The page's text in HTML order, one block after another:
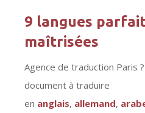
9 langues
maîtrisées
Agence de traduction Paris
document à traduire
en anglais, allemand,